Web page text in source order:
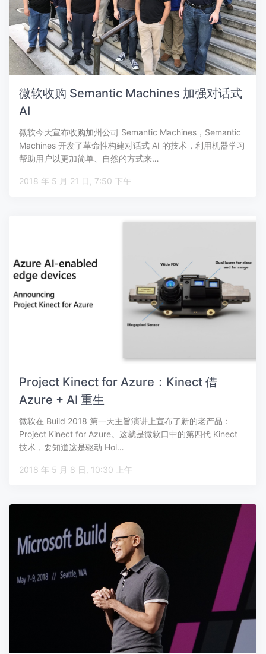
微软收购 Semantic Machines 加强对话式
AI
微软今天宣布收购加州公司 Semantic Machines，Semantic
Machines 开发了革命性构建对话式 AI 的技术，利用机器学习
帮助用户以更加简单、自然的方式来…
2018 年 5 月 21 日, 7:50 下午
Project Kinect for Azure：Kinect 借
Azure + AI 重生
微软在 Build 2018 第一天主旨演讲上宣布了新的老产品：
Project Kinect for Azure。这就是微软口中的第四代 Kinect
技术，要知道这是驱动 Hol…
2018 年 5 月 8 日, 10:30 上午